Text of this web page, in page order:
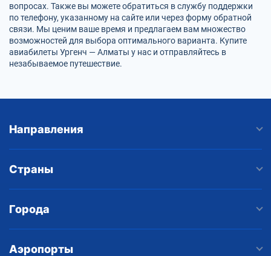
вопросах. Также вы можете обратиться в службу поддержки
по телефону, указанному на сайте или через форму обратной
связи. Мы ценим ваше время и предлагаем вам множество
возможностей для выбора оптимального варианта. Купите
авиабилеты Ургенч — Алматы у нас и отправляйтесь в
незабываемое путешествие.
Направления
Страны
Города
Аэропорты